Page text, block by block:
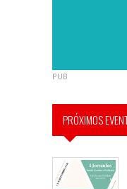
PUB
PRÓXIMOS